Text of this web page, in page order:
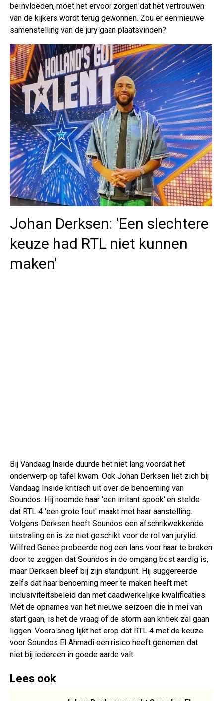
beïnvloeden, moet het ervoor zorgen dat het vertrouwen
van de kijkers wordt terug gewonnen. Zou er een nieuwe
samenstelling van de jury gaan plaatsvinden?
Johan Derksen: 'Een slechtere
keuze had RTL niet kunnen
maken'
Bij Vandaag Inside duurde het niet lang voordat het
onderwerp op tafel kwam. Ook Johan Derksen liet zich bij
Vandaag Inside kritisch uit over de benoeming van
Soundos. Hij noemde haar 'een irritant spook' en stelde
dat RTL 4 'een grote fout' maakt met haar aanstelling.
Volgens Derksen heeft Soundos een afschrikwekkende
uitstraling en is ze niet geschikt voor de rol van jurylid.
Wilfred Genee probeerde nog een lans voor haar te breken
door te zeggen dat Soundos in de omgang best aardig is,
maar Derksen bleef bij zijn standpunt. Hij suggereerde
zelfs dat haar benoeming meer te maken heeft met
inclusiviteitsbeleid dan met daadwerkelijke kwalificaties.​
Met de opnames van het nieuwe seizoen die in mei van
start gaan, is het de vraag of de storm aan kritiek zal gaan
liggen. Vooralsnog lijkt het erop dat RTL 4 met de keuze
voor Soundos El Ahmadi een risico heeft genomen dat
niet bij iedereen in goede aarde valt.​
Lees ook